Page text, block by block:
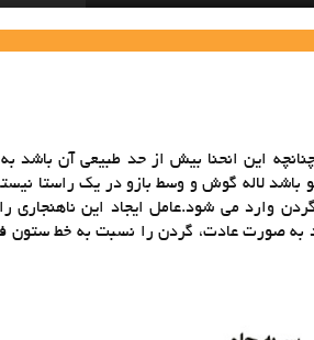
این انحنا بیش از حد طبیعی آن باشد
باشد لاله گوش و وسط بازو در یک راستا
می شود.عامل ایجاد این ناهنجاری
صورت عادت، گردن را نسبت به خط ستون